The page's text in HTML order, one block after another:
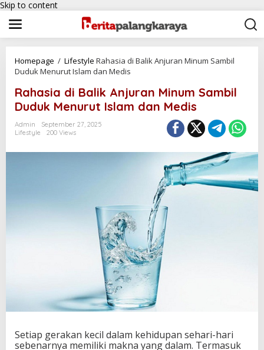
Skip to content
Homepage / Lifestyle Rahasia di Balik Anjuran Minum Sambil
Duduk Menurut Islam dan Medis
Rahasia di Balik Anjuran Minum Sambil
Duduk Menurut Islam dan Medis
Admin
September 27, 2025
Lifestyle
200 Views
Setiap gerakan kecil dalam kehidupan sehari-hari
sebenarnya memiliki makna yang dalam. Termasuk